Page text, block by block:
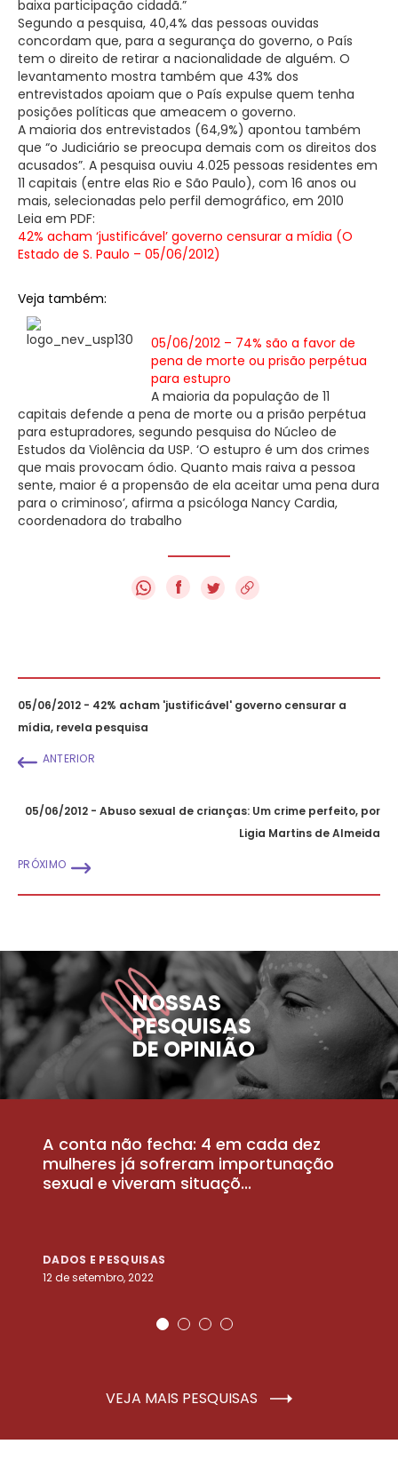
baixa participação cidadã.”
Segundo a pesquisa, 40,4% das pessoas ouvidas
concordam que, para a segurança do governo, o País
tem o direito de retirar a nacionalidade de alguém. O
levantamento mostra também que 43% dos
entrevistados apoiam que o País expulse quem tenha
posições políticas que ameacem o governo.
A maioria dos entrevistados (64,9%) apontou também
que “o Judiciário se preocupa demais com os direitos dos
acusados”. A pesquisa ouviu 4.025 pessoas residentes em
11 capitais (entre elas Rio e São Paulo), com 16 anos ou
mais, selecionadas pelo perfil demográfico, em 2010
Leia em PDF:
42% acham ‘justificável’ governo censurar a mídia (O
Estado de S. Paulo – 05/06/2012)
Veja também:
05/06/2012 – 74% são a favor de
pena de morte ou prisão perpétua
para estupro
A maioria da população de 11
capitais defende a pena de morte ou a prisão perpétua
para estupradores, segundo pesquisa do Núcleo de
Estudos da Violência da USP. ‘O estupro é um dos crimes
que mais provocam ódio. Quanto mais raiva a pessoa
sente, maior é a propensão de ela aceitar uma pena dura
para o criminoso’, afirma a psicóloga Nancy Cardia,
coordenadora do trabalho
f
05/06/2012 - 42% acham 'justificável' governo censurar a
mídia, revela pesquisa
ANTERIOR
05/06/2012 - Abuso sexual de crianças: Um crime perfeito, por
Ligia Martins de Almeida
PRÓXIMO
NOSSAS
PESQUISAS
DE OPINIÃO
A conta não fecha: 4 em cada dez
mulheres já sofreram importunação
sexual e viveram situaçõ...
DADOS E PESQUISAS
12 de setembro, 2022
VEJA MAIS PESQUISAS